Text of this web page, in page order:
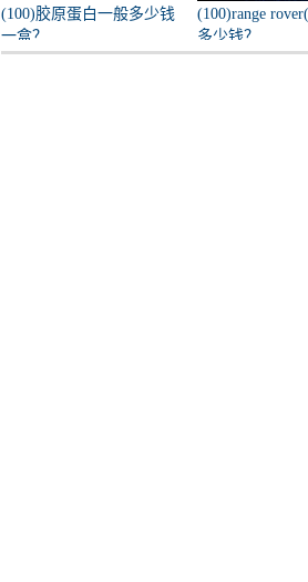
(100)胶原蛋白一般多少钱
一盒？
(100)range
多少钱？